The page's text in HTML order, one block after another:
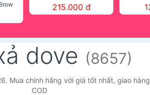
Shop
Mist The Face Shop 150ml
215.000 đ
Tint
dove (8657)
Mua chính hãng với giá tốt nhất, giao
COD